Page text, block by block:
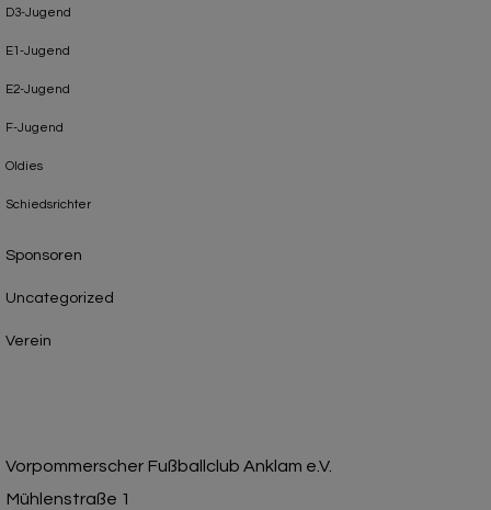
D3-Jugend
E1-Jugend
E2-Jugend
F-Jugend
Oldies
Schiedsrichter
Sponsoren
Uncategorized
Verein
Vorpommerscher Fußballclub Anklam e.V.
Mühlenstraße 1